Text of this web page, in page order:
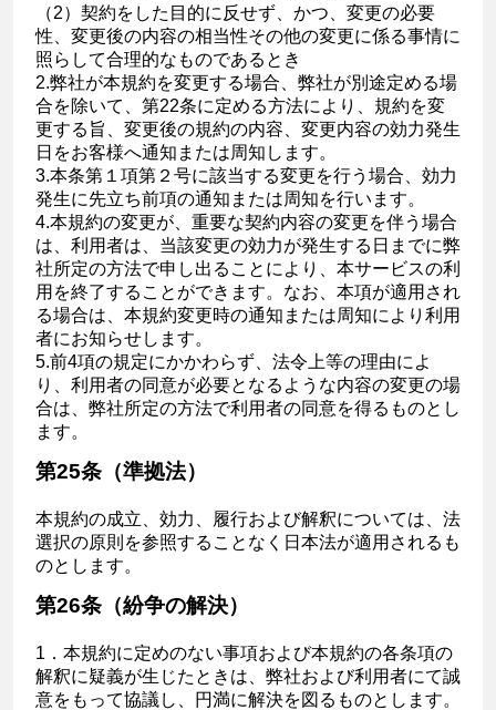
（2）契約をした目的に反せず、かつ、変更の必要
性、変更後の内容の相当性その他の変更に係る事情に
照らして合理的なものであるとき
2.弊社が本規約を変更する場合、弊社が別途定める場
合を除いて、第22条に定める方法により、規約を変
更する旨、変更後の規約の内容、変更内容の効力発生
日をお客様へ通知または周知します。
3.本条第１項第２号に該当する変更を行う場合、効力
発生に先立ち前項の通知または周知を行います。
4.本規約の変更が、重要な契約内容の変更を伴う場合
は、利用者は、当該変更の効力が発生する日までに弊
社所定の方法で申し出ることにより、本サービスの利
用を終了することができます。なお、本項が適用され
る場合は、本規約変更時の通知または周知により利用
者にお知らせします。
5.前4項の規定にかかわらず、法令上等の理由によ
り、利用者の同意が必要となるような内容の変更の場
合は、弊社所定の方法で利用者の同意を得るものとし
ます。
第25条（準拠法）
本規約の成立、効力、履行および解釈については、法
選択の原則を参照することなく日本法が適用されるも
のとします。
第26条（紛争の解決）
1．本規約に定めのない事項および本規約の各条項の
解釈に疑義が生じたときは、弊社および利用者にて誠
意をもって協議し、円満に解決を図るものとします。